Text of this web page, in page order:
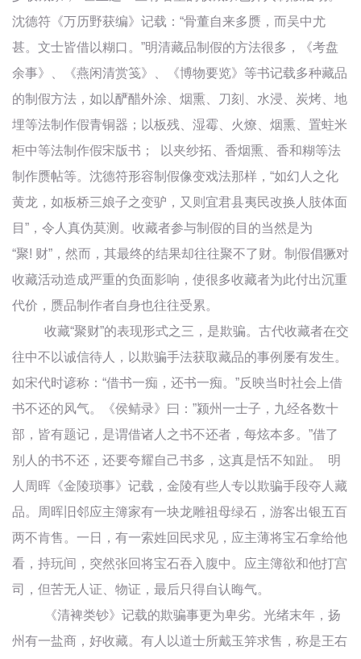
沈德符《万历野获编》记载：“骨董自来多赝，而吴中尤
甚。文士皆借以糊口。”明清藏品制假的方法很多，《考盘
余事》、《燕闲清赏笺》、《博物要览》等书记载多种藏品
的制假方法，如以酽醋外涂、烟熏、刀刻、水浸、炭烤、地
埋等法制作假青铜器；以板残、湿霉、火燎、烟熏、置蛀米
柜中等法制作假宋版书； 以夹纱拓、香烟熏、香和糊等法
制作赝帖等。沈德符形容制假像变戏法那样，“如幻人之化
黄龙，如板桥三娘子之变驴，又则宜君县夷民改换人肢体面
目”，令人真伪莫测。收藏者参与制假的目的当然是为
“聚! 财”，然而，其最终的结果却往往聚不了财。制假倡獗对
收藏活动造成严重的负面影响，使很多收藏者为此付出沉重
代价，赝品制作者自身也往往受累。
收藏“聚财”的表现形式之三，是欺骗。古代收藏者在交
往中不以诚信待人，以欺骗手法获取藏品的事例屡有发生。
如宋代时谚称：“借书一痴，还书一痴。”反映当时社会上借
书不还的风气。《侯鲭录》曰：”颍州一士子，九经各数十
部，皆有题记，是谓借诸人之书不还者，每炫本多。”借了
别人的书不还，还要夸耀自己书多，这真是恬不知趾。 明
人周晖《金陵琐事》记载，金陵有些人专以欺骗手段夺人藏
品。周晖旧邻应主簿家有一块龙雕祖母绿石，游客出银五百
两不肯售。一日，有一索姓回民求见，应主薄将宝石拿给他
看，持玩间，突然张回将宝石吞入腹中。应主簿欲和他打宫
司，但苦无人证、物证，最后只得自认晦气。
《清裨类钞》记载的欺骗事更为卑劣。光绪末年，扬
州有一盐商，好收藏。有人以道士所戴玉笄求售，称是王右